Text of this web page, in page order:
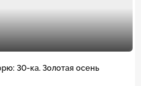
30-ка. Золотая осень